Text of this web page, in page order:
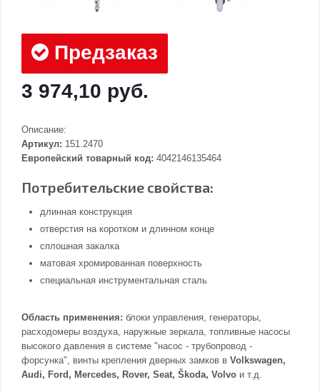
Предзаказ
3 974,10 руб.
Описание:
Артикул: 151.2470
Европейский товарный код: 4042146135464
Потребительские свойства:
длинная конструкция
отверстия на коротком и длинном конце
сплошная закалка
матовая хромированная поверхность
специальная инструментальная сталь
Область применения: блоки управления, генераторы,
расходомеры воздуха, наружные зеркала, топливные насосы
высокого давления в системе "насос - трубопровод -
форсунка", винты крепления дверных замков в Volkswagen,
Audi, Ford, Mercedes, Rover, Seat, Škoda, Volvo и т.д.